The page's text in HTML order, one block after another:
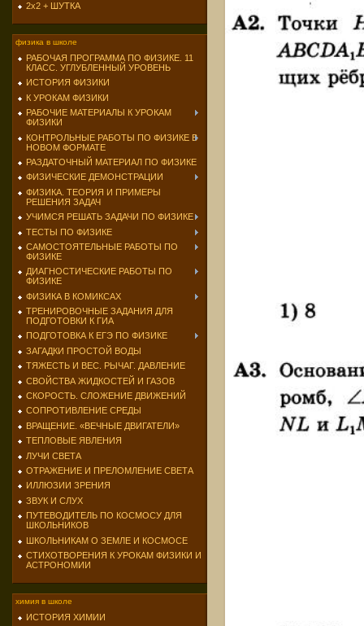
2х2 + ШУТКА
физика в школе
РАБОЧАЯ ПРОГРАММА ПО ФИЗИКЕ. 11
КЛАСС. УГЛУБЛЕННЫЙ УРОВЕНЬ
ИСТОРИЯ ФИЗИКИ
К УРОКАМ ФИЗИКИ
РАБОЧИЕ МАТЕРИАЛЫ К УРОКАМ
ФИЗИКИ
КОНТРОЛЬНЫЕ РАБОТЫ ПО ФИЗИКЕ В
НОВОМ ФОРМАТЕ
РАЗДАТОЧНЫЙ МАТЕРИАЛ ПО ФИЗИКЕ
ФИЗИЧЕСКИЕ ДЕМОНСТРАЦИИ
ФИЗИКА. ТЕОРИЯ И ПРИМЕРЫ
РЕШЕНИЯ ЗАДАЧ
УЧИМСЯ РЕШАТЬ ЗАДАЧИ ПО ФИЗИКЕ
ТЕСТЫ ПО ФИЗИКЕ
САМОСТОЯТЕЛЬНЫЕ РАБОТЫ ПО
ФИЗИКЕ
ДИАГНОСТИЧЕСКИЕ РАБОТЫ ПО
ФИЗИКЕ
ФИЗИКА В КОМИКСАХ
ТРЕНИРОВОЧНЫЕ ЗАДАНИЯ ДЛЯ
ПОДГОТОВКИ К ГИА
ПОДГОТОВКА К ЕГЭ ПО ФИЗИКЕ
ЗАГАДКИ ПРОСТОЙ ВОДЫ
ТЯЖЕСТЬ И ВЕС. РЫЧАГ. ДАВЛЕНИЕ
СВОЙСТВА ЖИДКОСТЕЙ И ГАЗОВ
СКОРОСТЬ. СЛОЖЕНИЕ ДВИЖЕНИЙ
СОПРОТИВЛЕНИЕ СРЕДЫ
ВРАЩЕНИЕ. «ВЕЧНЫЕ ДВИГАТЕЛИ»
ТЕПЛОВЫЕ ЯВЛЕНИЯ
ЛУЧИ СВЕТА
ОТРАЖЕНИЕ И ПРЕЛОМЛЕНИЕ СВЕТА
ИЛЛЮЗИИ ЗРЕНИЯ
ЗВУК И СЛУХ
ПУТЕВОДИТЕЛЬ ПО КОСМОСУ ДЛЯ
ШКОЛЬНИКОВ
ШКОЛЬНИКАМ О ЗЕМЛЕ И КОСМОСЕ
СТИХОТВОРЕНИЯ К УРОКАМ ФИЗИКИ И
АСТРОНОМИИ
химия в школе
ИСТОРИЯ ХИМИИ